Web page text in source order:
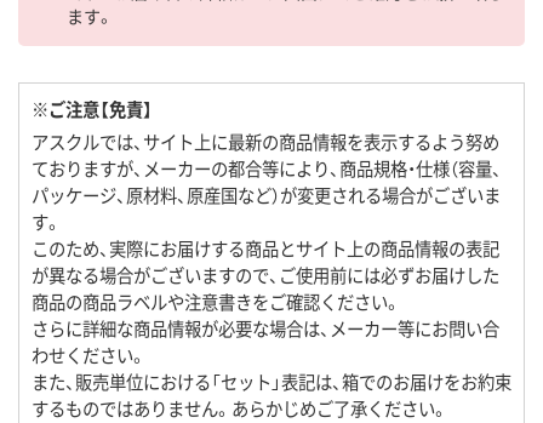
ます。
※ご注意【免責】
アスクルでは、サイト上に最新の商品情報を表示するよう努め
ておりますが、メーカーの都合等により、商品規格・仕様（容量、
パッケージ、原材料、原産国など）が変更される場合がございま
す。
このため、実際にお届けする商品とサイト上の商品情報の表記
が異なる場合がございますので、ご使用前には必ずお届けした
商品の商品ラベルや注意書きをご確認ください。
さらに詳細な商品情報が必要な場合は、メーカー等にお問い合
わせください。
また、販売単位における「セット」表記は、箱でのお届けをお約束
するものではありません。あらかじめご了承ください。